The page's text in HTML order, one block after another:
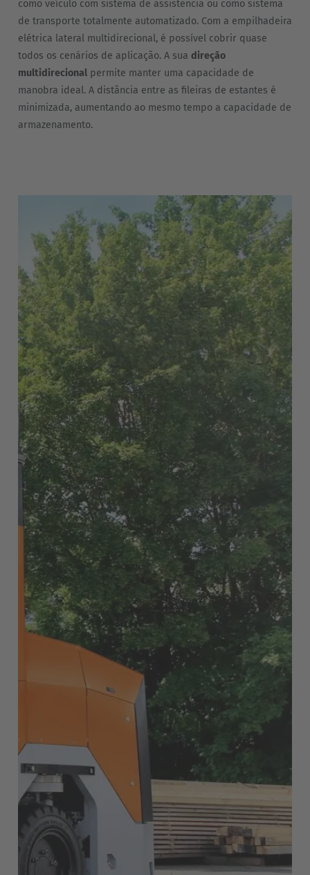
EUROPE
Belgium
Deutschland
Deutsch
España
Español
France
Français
Great Britain
English
Italia
Italiano
Luxembourg
Français
Deutsch
Nederland
Nederlands
Österreich
Deutsch
Türkçe
English Neutral
como veículo com sistema de assistência ou como sistema
de transporte totalmente automatizado. Com a empilhadeira
elétrica lateral multidirecional, é possível cobrir quase
todos os cenários de aplicação. A sua direção
multidirecional permite manter uma capacidade de
manobra ideal. A distância entre as fileiras de estantes é
minimizada, aumentando ao mesmo tempo a capacidade de
armazenamento.